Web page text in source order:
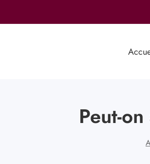
Peut-